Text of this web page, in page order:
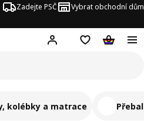
Zadejte PSČ Vybrat obchodní dům
Hej! Přihlášení
NákupníNákupní
kolébky a matrace